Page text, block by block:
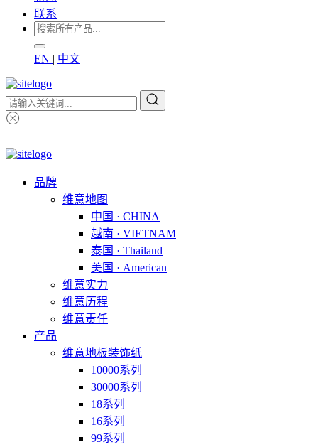
联系
EN | 中文
品牌
维意地图
中国 · CHINA
越南 · VIETNAM
泰国 · Thailand
美国 · American
维意实力
维意历程
维意责任
产品
维意地板装饰纸
10000系列
30000系列
18系列
16系列
99系列